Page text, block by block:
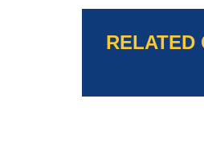
RELATED